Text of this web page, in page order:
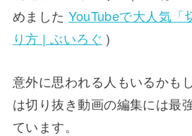
めましたYouTubeで大人気「
り方 | ぶいろぐ )
意外に思われる人もいるかも
は切り抜き動画の編集には最
ています。